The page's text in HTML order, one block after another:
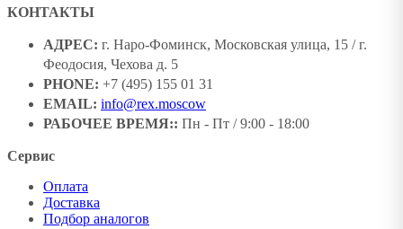
КОНТАКТЫ
АДРЕС: г. Наро-Фоминск, Московская улица, 15 / г.
Феодосия, Чехова д. 5
PHONE: +7 (495) 155 01 31
EMAIL: info@rex.moscow
РАБОЧЕЕ ВРЕМЯ:: Пн - Пт / 9:00 - 18:00
Сервис
Оплата
Доставка
Подбор аналогов